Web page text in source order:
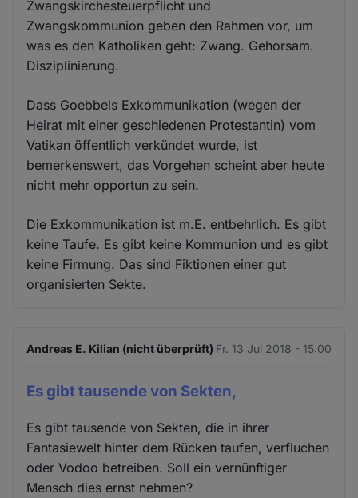
Zwangskirchesteuerpflicht und
Zwangskommunion geben den Rahmen vor, um
was es den Katholiken geht: Zwang. Gehorsam.
Disziplinierung.
Dass Goebbels Exkommunikation (wegen der
Heirat mit einer geschiedenen Protestantin) vom
Vatikan öffentlich verkündet wurde, ist
bemerkenswert, das Vorgehen scheint aber heute
nicht mehr opportun zu sein.
Die Exkommunikation ist m.E. entbehrlich. Es gibt
keine Taufe. Es gibt keine Kommunion und es gibt
keine Firmung. Das sind Fiktionen einer gut
organisierten Sekte.
Andreas E. Kilian (nicht überprüft) Fr. 13 Jul 2018 - 15:00
Es gibt tausende von Sekten,
Es gibt tausende von Sekten, die in ihrer
Fantasiewelt hinter dem Rücken taufen, verfluchen
oder Vodoo betreiben. Soll ein vernünftiger
Mensch dies ernst nehmen?